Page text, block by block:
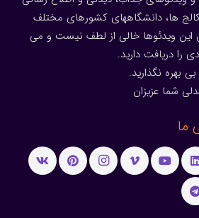
کالج ها، دانشگاههای کشورهای مختلف
این ویدئوها خالی از لطف نیست و می
را دریافت دارید.
بهره نگذارید.
شما عزیزان
ما